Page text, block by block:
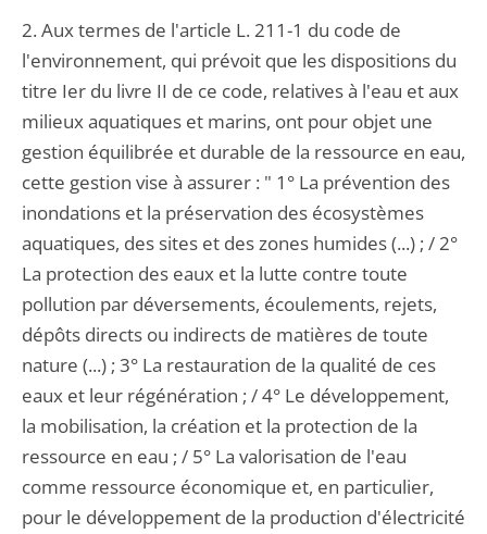
2. Aux termes de l'article L. 211-1 du code de
l'environnement, qui prévoit que les dispositions du
titre Ier du livre II de ce code, relatives à l'eau et aux
milieux aquatiques et marins, ont pour objet une
gestion équilibrée et durable de la ressource en eau,
cette gestion vise à assurer : " 1° La prévention des
inondations et la préservation des écosystèmes
aquatiques, des sites et des zones humides (...) ; / 2°
La protection des eaux et la lutte contre toute
pollution par déversements, écoulements, rejets,
dépôts directs ou indirects de matières de toute
nature (...) ; 3° La restauration de la qualité de ces
eaux et leur régénération ; / 4° Le développement,
la mobilisation, la création et la protection de la
ressource en eau ; / 5° La valorisation de l'eau
comme ressource économique et, en particulier,
pour le développement de la production d'électricité